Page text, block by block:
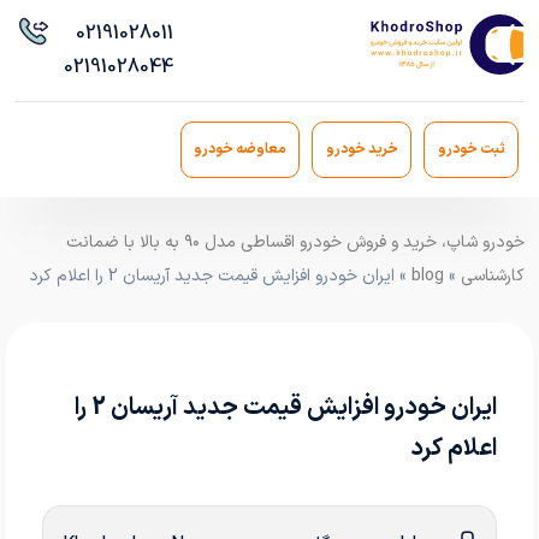
02191028011
02191028044
ثبت خودرو خرید خودرو معاوضه خودرو
خودرو شاپ، خرید و فروش خودرو اقساطی مدل ۹۰ به بالا با ضمانت
کارشناسی »
blog » ایران خودرو افزایش قیمت جدید آریسان 2 را اعلام کرد
ایران خودرو افزایش قیمت جدید آریسان 2 را
اعلام کرد